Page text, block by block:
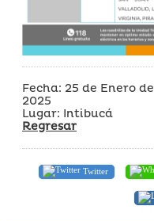
Fecha: 25 de Enero de
2025
Lugar: Intibucá
Regresar
Twitter